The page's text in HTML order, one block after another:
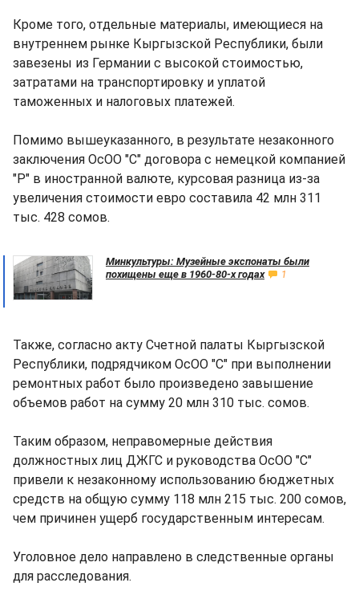
Кроме того, отдельные материалы, имеющиеся на
внутреннем рынке Кыргызской Республики, были
завезены из Германии с высокой стоимостью,
затратами на транспортировку и уплатой
таможенных и налоговых платежей.
Помимо вышеуказанного, в результате незаконного
заключения ОсОО "С" договора с немецкой компанией
"Р" в иностранной валюте, курсовая разница из-за
увеличения стоимости евро составила 42 млн 311
тыс. 428 сомов.
Минкультуры: Музейные экспонаты были
похищены еще в 1960-80-х годах
1
Также, согласно акту Счетной палаты Кыргызской
Республики, подрядчиком ОсОО "С" при выполнении
ремонтных работ было произведено завышение
объемов работ на сумму 20 млн 310 тыс. сомов.
Таким образом, неправомерные действия
должностных лиц ДЖГС и руководства ОсОО "С"
привели к незаконному использованию бюджетных
средств на общую сумму 118 млн 215 тыс. 200 сомов,
чем причинен ущерб государственным интересам.
Уголовное дело направлено в следственные органы
для расследования.